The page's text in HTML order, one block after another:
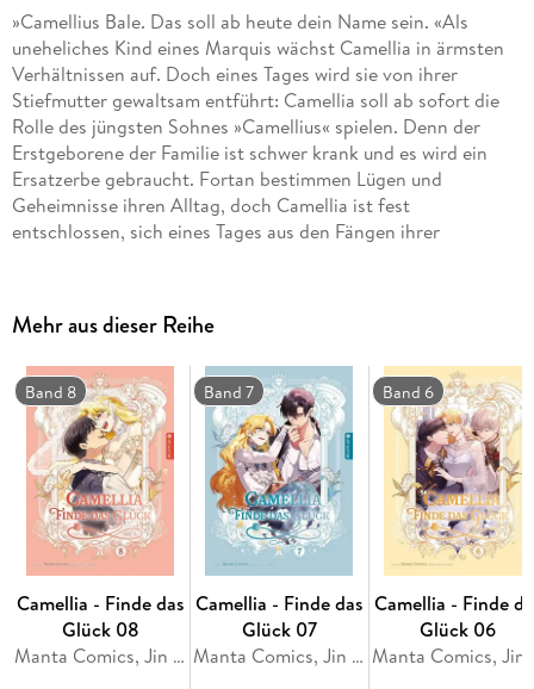
»Camellius Bale. Das soll ab heute dein Name sein. «Als
uneheliches Kind eines Marquis wächst Camellia in ärmsten
Verhältnissen auf. Doch eines Tages wird sie von ihrer
Stiefmutter gewaltsam entführt: Camellia soll ab sofort die
Rolle des jüngsten Sohnes »Camellius« spielen. Denn der
Erstgeborene der Familie ist schwer krank und es wird ein
Ersatzerbe gebraucht. Fortan bestimmen Lügen und
Geheimnisse ihren Alltag, doch Camellia ist fest
entschlossen, sich eines Tages aus den Fängen ihrer
Unterstützer werden?
Mehr aus dieser Reihe
Band 8
Camellia - Finde das
Glück 08
Manta Comics, Jin Soye
Band 7
Camellia - Finde das
Glück 07
Manta Comics, Jin Soye
Band 6
Camellia - Finde
Glück 06